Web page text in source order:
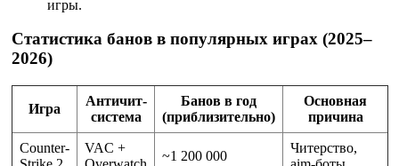
игры.
Статистика банов в популярных играх (2025–
2026)
Игра
Античит-
система
Банов в год
(приблизительно)
Основная
причина
Counter-
VAC +
~1 200 000
Читерство,